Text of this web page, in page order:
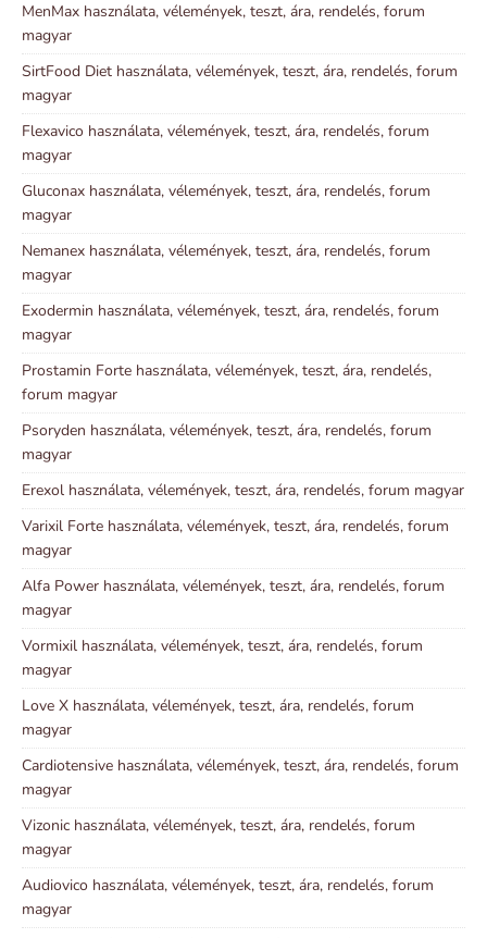
MenMax használata, vélemények, teszt, ára, rendelés, forum
magyar
SirtFood Diet használata, vélemények, teszt, ára, rendelés, forum
magyar
Flexavico használata, vélemények, teszt, ára, rendelés, forum
magyar
Gluconax használata, vélemények, teszt, ára, rendelés, forum
magyar
Nemanex használata, vélemények, teszt, ára, rendelés, forum
magyar
Exodermin használata, vélemények, teszt, ára, rendelés, forum
magyar
Prostamin Forte használata, vélemények, teszt, ára, rendelés,
forum magyar
Psoryden használata, vélemények, teszt, ára, rendelés, forum
magyar
Erexol használata, vélemények, teszt, ára, rendelés, forum magyar
Varixil Forte használata, vélemények, teszt, ára, rendelés, forum
magyar
Alfa Power használata, vélemények, teszt, ára, rendelés, forum
magyar
Vormixil használata, vélemények, teszt, ára, rendelés, forum
magyar
Love X használata, vélemények, teszt, ára, rendelés, forum
magyar
Cardiotensive használata, vélemények, teszt, ára, rendelés, forum
magyar
Vizonic használata, vélemények, teszt, ára, rendelés, forum
magyar
Audiovico használata, vélemények, teszt, ára, rendelés, forum
magyar